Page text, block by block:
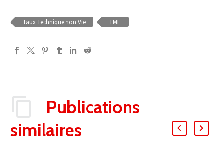
Taux Technique non Vie TME
Publications
similaires